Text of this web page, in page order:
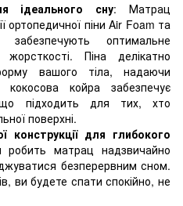
ідеального сну: Матрац
ортопедичної піни Air Foam та
оптимальне
Піна делікатно
вашого тіла, надаючи
кокосова койра забезпечує
підходить для тих, хто
поверхні.
конструкції для глибокого
робить матрац надзвичайно
безперервним сном.
ви будете спати спокійно, не